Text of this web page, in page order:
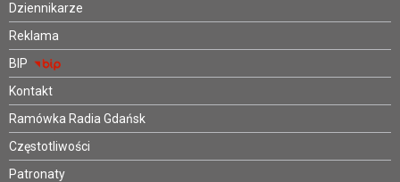
Dziennikarze
Reklama
BIP
Kontakt
Ramówka Radia Gdańsk
Częstotliwości
Patronaty